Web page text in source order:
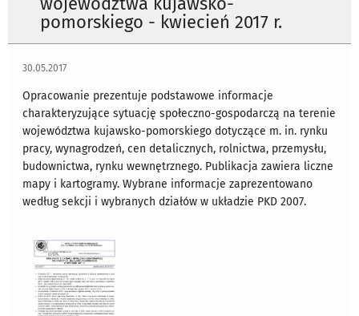
województwa kujawsko-
pomorskiego - kwiecień 2017 r.
30.05.2017
Opracowanie prezentuje podstawowe informacje
charakteryzujące sytuację społeczno-gospodarczą na terenie
województwa kujawsko-pomorskiego dotyczące m. in. rynku
pracy, wynagrodzeń, cen detalicznych, rolnictwa, przemysłu,
budownictwa, rynku wewnętrznego. Publikacja zawiera liczne
mapy i kartogramy. Wybrane informacje zaprezentowano
według sekcji i wybranych działów w układzie PKD 2007.